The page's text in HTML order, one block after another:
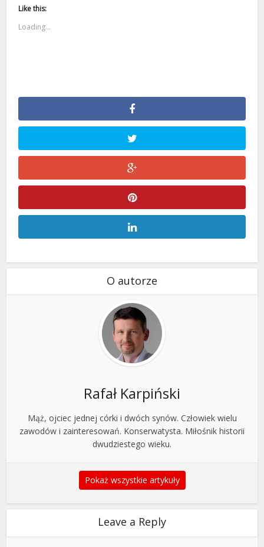
Like this:
Loading...
O autorze
Rafał Karpiński
Mąż, ojciec jednej córki i dwóch synów. Człowiek wielu
zawodów i zainteresowań. Konserwatysta. Miłośnik historii
dwudziestego wieku.
Pokaż wszystkie artykuły
Leave a Reply